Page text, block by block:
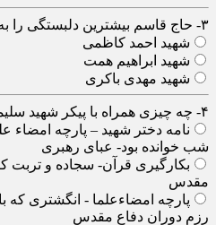
۳- حاج قاسم بیشترین دلبستگی را به کدام سردار داشت؟
شهید احمد کاظمی
شهید ابراهیم همت
شهید مهدی باکری
۴- چه چیزی همراه با پیکر شهید سلیمانی دفن شد؟
نامه دختر شهید – پارچه امضاء
شب خوانده بود- عبای رهبری
بکارگیری قرآن- سجاده و تربت
مقدس
پارچه امضاءعلما - انگشتری که
رزم دوران دفاع مقدس